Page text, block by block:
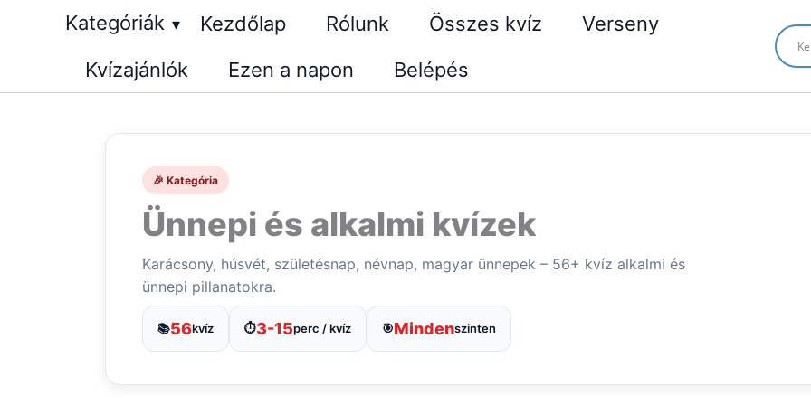
Kategóriák ▾ Kezdőlap Rólunk Összes kvíz
Verseny
Kvízajánlók
Ezen a napon Belépés
🎉 Kategória
Ünnepi és alkalmi kvízek
Karácsony, húsvét, születésnap, névnap, magyar ünnepek – 56+ kvíz alkalmi és
ünnepi pillanatokra.
📚56kvíz ⏱️3-15perc / kvíz 🎯Mindenszinten